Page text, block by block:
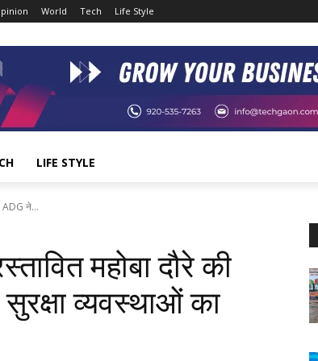
World Tech Life Style
LIFE STYLE
ADG ने...
महोबा दौरे की
व्यवस्थाओं का